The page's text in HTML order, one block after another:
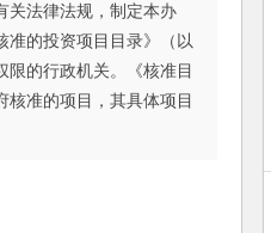
关法律法规，制定本办
的投资项目目录》（以
的行政机关。《核准目
准的项目，其具体项目